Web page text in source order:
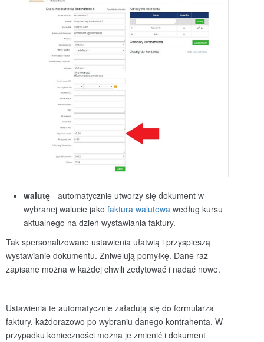
walutę - automatycznie utworzy się dokument w
wybranej walucie jako faktura walutowa według kursu
aktualnego na dzień wystawiania faktury.
Tak spersonalizowane ustawienia ułatwią i przyspieszą
wystawianie dokumentu. Zniwelują pomyłkę. Dane raz
zapisane można w każdej chwili zedytować i nadać nowe.
Ustawienia te automatycznie załadują się do formularza
faktury, każdorazowo po wybraniu danego kontrahenta. W
przypadku konieczności można je zmienić i dokument